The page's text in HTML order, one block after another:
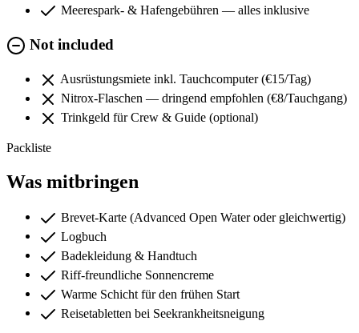
Meerespark- & Hafengebühren — alles inklusive
Not included
Ausrüstungsmiete inkl. Tauchcomputer (€15/Tag)
Nitrox-Flaschen — dringend empfohlen (€8/Tauchgang)
Trinkgeld für Crew & Guide (optional)
Packliste
Was mitbringen
Brevet-Karte (Advanced Open Water oder gleichwertig)
Logbuch
Badekleidung & Handtuch
Riff-freundliche Sonnencreme
Warme Schicht für den frühen Start
Reisetabletten bei Seekrankheitsneigung